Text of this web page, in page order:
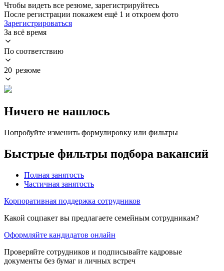
Чтобы видеть все резюме, зарегистрируйтесь
После регистрации покажем ещё 1 и откроем фото
Зарегистрироваться
За всё время
По соответствию
20 резюме
Ничего не нашлось
Попробуйте изменить формулировку или фильтры
Быстрые фильтры подбора вакансий
Полная занятость
Частичная занятость
Корпоративная поддержка сотрудников
Какой соцпакет вы предлагаете семейным сотрудникам?
Оформляйте кандидатов онлайн
Проверяйте сотрудников и подписывайте кадровые
документы без бумаг и личных встреч